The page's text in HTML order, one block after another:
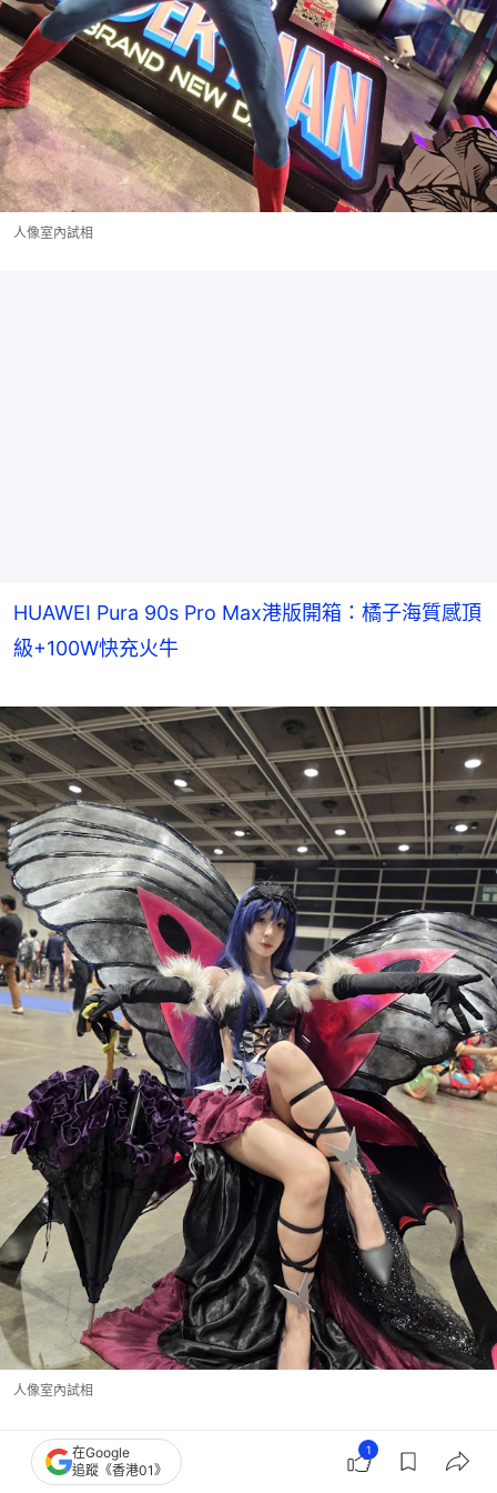
人像室內試相
HUAWEI Pura 90s Pro Max港版開箱：橘子海質感頂
級+100W快充火牛
人像室內試相
買防水手機先知被坑？試水紙變色即要幾千元維修！
揭5個防水真相
在Google
追蹤《香港01》
1